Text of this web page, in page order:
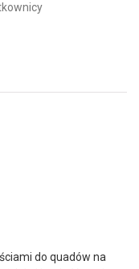
do quadów na